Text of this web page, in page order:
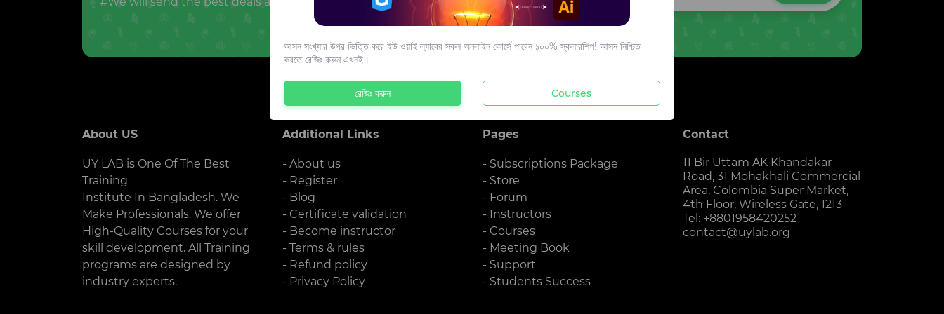
About US
UY LAB is One Of The Best
Training
Institute In Bangladesh. We
Make Professionals. We offer
High-Quality Courses for your
skill development. All Training
programs are designed by
industry experts.
Additional Links
- About us
- Register
- Blog
- Certificate validation
- Become instructor
- Terms & rules
- Refund policy
- Privacy Policy
Pages
- Subscriptions Package
- Store
- Forum
- Instructors
- Courses
- Meeting Book
- Support
- Students Success
Contact
11 Bir Uttam AK Khandakar
Road, 31 Mohakhali Commercial
Area, Colombia Super Market,
4th Floor, Wireless Gate, 1213
Tel: +8801958420252
contact@uylab.org
আসন সংখ্যার উপর ভিত্তি করে ইউ ওয়াই ল্যাবের সকল অনলাইন কোর্সে পাবেন ১০০% স্কলারশিপ! আসন নিশ্চিত
করতে রেজিঃ করুন এখনই।
রেজিঃ করুন Courses